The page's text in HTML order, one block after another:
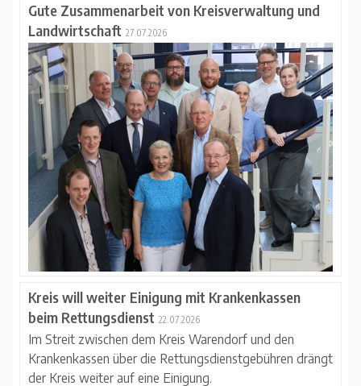
Gute Zusammenarbeit von Kreisverwaltung und
Landwirtschaft 27.07.2026
Kreis will weiter Einigung mit Krankenkassen
beim Rettungsdienst 22.07.2026
Im Streit zwischen dem Kreis Warendorf und den
Krankenkassen über die Rettungsdienstgebühren drängt
der Kreis weiter auf eine Einigung.